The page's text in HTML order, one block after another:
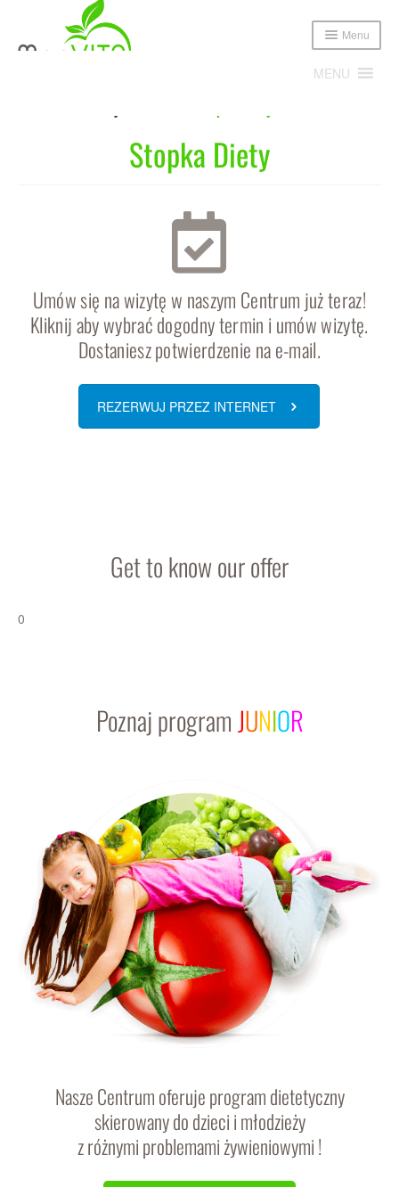
Menu
MENU
Publikacje i media
Regulamin sklepu
Stopka Diety
Umów się na wizytę w naszym Centrum już teraz!
Kliknij aby wybrać dogodny termin i umów wizytę.
Dostaniesz potwierdzenie na e-mail.
REZERWUJ PRZEZ INTERNET
Get to know our offer
0
Poznaj program JUNIOR
Nasze Centrum oferuje program dietetyczny
skierowany do dzieci i młodzieży
z różnymi problemami żywieniowymi !